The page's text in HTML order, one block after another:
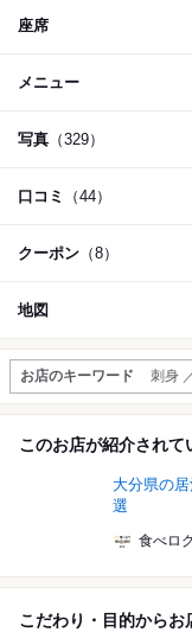
座席
メニュー
写真 （329）
口コミ （44）
クーポン （8）
地図
お店のキーワード 刺身
このお店が紹介され
大分県の
選
食べロ
こだわり・目的からお